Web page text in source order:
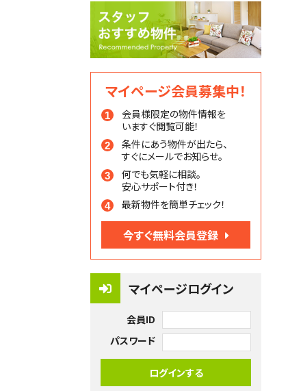
マイページ会員募集中！
会員様限定の物件情報を
いますぐ閲覧可能！
条件にあう物件が出たら、
すぐにメールでお知らせ。
何でも気軽に相談。
安心サポート付き！
最新物件を簡単チェック！
今すぐ無料会員登録
マイページログイン
会員ID
パスワード